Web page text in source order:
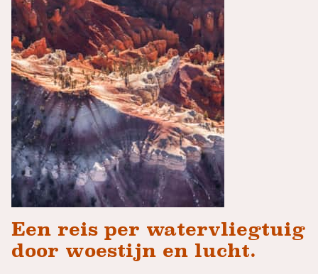
Een reis per watervliegtuig
door woestijn en lucht.